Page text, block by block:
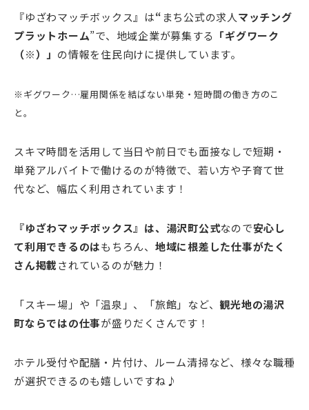
『ゆざわマッチボックス』は“ まち公式の求人マッチング
プラットホーム”で、地域企業が募集する 「ギグワーク
（※）」 の情報を住民向けに提供しています。
※ギグワーク…雇用関係を結ばない単発・短時間の働き方のこ
と。
スキマ時間を活用して当日や前日でも面接なしで短期・
単発アルバイトで働けるのが特徴で、若い方や子育て世
代など、幅広く利用されています！
『ゆざわマッチボックス』は、湯沢町公式なので安心し
て利用できるのはもちろん、 地域に根差した仕事がたく
さん掲載されているのが魅力！
「スキー場」や「温泉」、「旅館」など、観光地の湯沢
町ならではの仕事が盛りだくさんです！
ホテル受付や配膳・片付け、ルーム清掃など、様々な職種
が選択できるのも嬉しいですね♪